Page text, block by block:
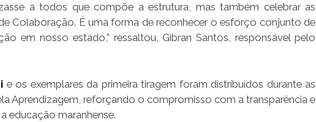
a todos que compõe a estrutura, mas também celebrar as
Colaboração. É uma forma de reconhecer o esforço conjunto de
em nosso estado,” ressaltou, Gibran Santos, responsável pelo
e os exemplares da primeira tiragem foram distribuídos durante as
Aprendizagem, reforçando o compromisso com a transparência e
educação maranhense.